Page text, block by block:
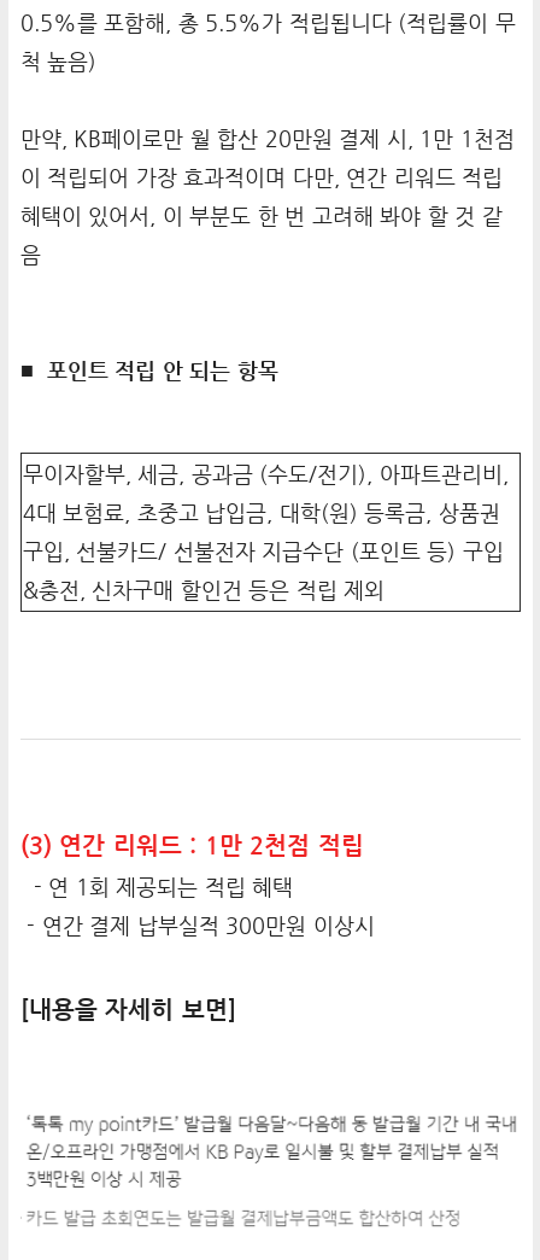
0.5%를 포함해, 총 5.5%가 적립됩니다 (적립률이 무
척 높음)
만약, KB페이로만 월 합산 20만원 결제 시, 1만 1천점
이 적립되어 가장 효과적이며 다만, 연간 리워드 적립
혜택이 있어서, 이 부분도 한 번 고려해 봐야 할 것 같
음
■ 포인트 적립 안 되는 항목
무이자할부, 세금, 공과금 (수도/전기), 아파트관리비,
4대 보험료, 초중고 납입금, 대학(원) 등록금, 상품권
구입, 선불카드/ 선불전자 지급수단 (포인트 등) 구입
&충전, 신차구매 할인건 등은 적립 제외
(3) 연간 리워드 : 1만 2천점 적립
- 연 1회 제공되는 적립 혜택
- 연간 결제 납부실적 300만원 이상시
[내용을 자세히 보면]